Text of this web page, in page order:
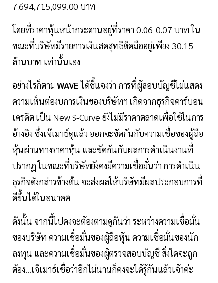
7,694,715,099.00 บาท
โดยที่ราคาหุ้นหน้ากระดานอยู่ที่ราคา 0.06-0.07 บาท ใน
ขณะที่บริษัทมีรายการเงินสดสุทธิติดมืออยู่เพียง 30.15
ล้านบาท เท่านั้นเอง
อย่างไรก็ตาม WAVEได้ชี้แจงว่า การที่ผู้สอบบัญชีไม่แสดง
ความเห็นต่องบการเงินของบริษัทฯ เกิดจากธุรกิจคาร์บอน
เครดิต เป็น New S-Curve ยังไม่มีราคาตลาดเพื่อใช้ในการ
อ้างอิง ซึ่งเจ๊เมาธ์ดูแล้ว ออกจะขัดกันกับความเชื่อของผู้ถือ
หุ้นผ่านทางราคาหุ้น และขัดกันกับผลการดำเนินงานที่
ปรากฏ ในขณะที่บริษัทยังคงมีความเชื่อมั่นว่า การดำเนิน
ธุรกิจดังกล่าวข้างต้น จะส่งผลให้บริษัทมีผลประกอบการที่
ดีขึ้นได้ในอนาคต
ดังนั้น จากนี้ไปคงจะต้องตามดูกันว่า ระหว่างความเชื่อมั่น
ของบริษัท ความเชื่อมั่นของผู้ถือหุ้น ความเชื่อมั่นของนัก
ลงทุน และความเชื่อมั่นของผู้ตรวจสอบบัญชี สิ่งใดจะถูก
ต้อง...เจ๊เมาธ์เชื่อว่าอีกไม่นานก็คงจะได้รู้กันแล้วเจ้าค่ะ